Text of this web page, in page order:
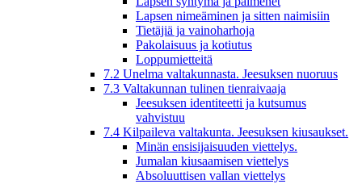
Lapsen nimeäminen ja sitten naimisiin
Tietäjiä ja vainoharhoja
Pakolaisuus ja kotiutus
Loppumietteitä
7.2 Unelma valtakunnasta. Jeesuksen nuoruus
7.3 Valtakunnan tulinen tienraivaaja
Jeesuksen identiteetti ja kutsumus
vahvistuu
7.4 Kilpaileva valtakunta. Jeesuksen kiusaukset.
Minän ensisijaisuuden viettelys.
Jumalan kiusaamisen viettelys
Absoluuttisen vallan viettelys